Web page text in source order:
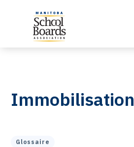
Immobilisation
Glossaire